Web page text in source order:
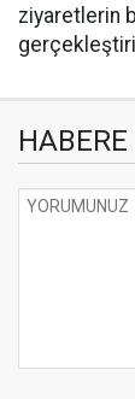
ziyaretlerin
HABERE